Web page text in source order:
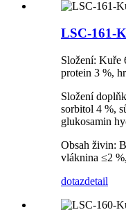
LSC-161-
Složení: Kuře
protein 3 %,
Složení
sorbitol 4 %,
glukosamin
Obsah živin:
vláknina ≤2
dotazdetail